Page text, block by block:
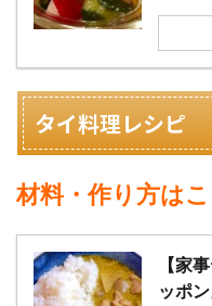
タイ料理レシピ
材料・作り方は
【家
ッポ